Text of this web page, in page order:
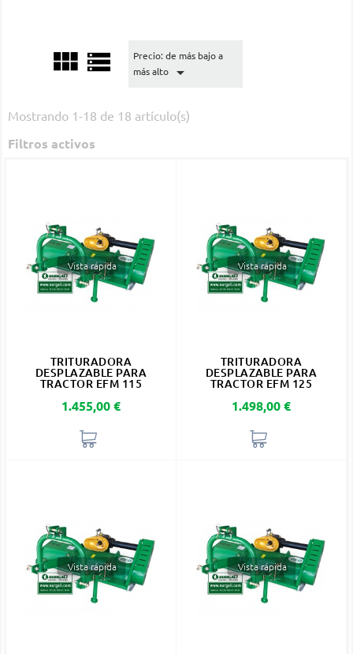
 
Precio: de más bajo a
más alto

Mostrando 1-18 de 18 artículo(s)
Filtros activos
Vista rápida
TRITURADORA
DESPLAZABLE PARA
TRACTOR EFM 115
Precio
1.455,00 €
Vista rápida
TRITURADORA
DESPLAZABLE PARA
TRACTOR EFM 125
Precio
1.498,00 €
Vista rápida Vista rápida